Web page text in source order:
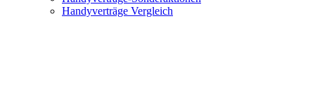
Handyverträge Vergleich